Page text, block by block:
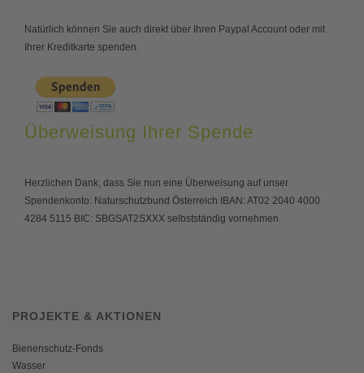
Natürlich können Sie auch direkt über Ihren Paypal Account oder mit
Ihrer Kreditkarte spenden.
Überweisung Ihrer Spende
Herzlichen Dank, dass Sie nun eine Überweisung auf unser
Spendenkonto: Naturschutzbund Österreich IBAN: AT02 2040 4000
4284 5115 BIC: SBGSAT2SXXX selbstständig vornehmen.
PROJEKTE & AKTIONEN
Bienenschutz-Fonds
Wasser